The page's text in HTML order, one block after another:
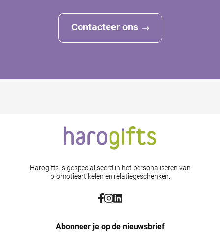
Contacteer ons
Harogifts is gespecialiseerd in het personaliseren van
promotieartikelen en relatiegeschenken.
Abonneer je op de nieuwsbrief